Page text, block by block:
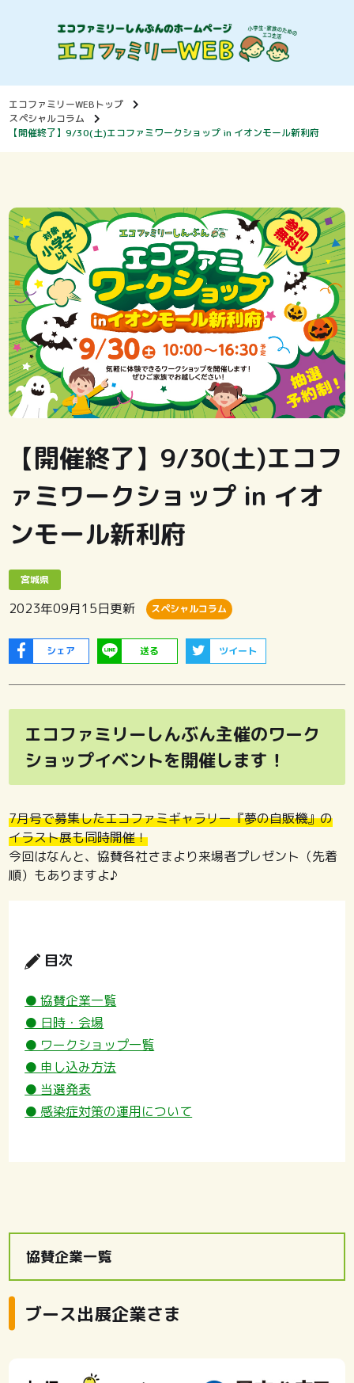
エコファミリーWEBトップ
スペシャルコラム
【開催終了】9/30(土)エコファミワークショップ in イオンモール新利府
【開催終了】9/30(土)エコフ
ァミワークショップ in イオ
ンモール新利府
宮城県
2023年09月15日更新 スペシャルコラム
シェア 送る ツイート
エコファミリーしんぶん主催のワーク
ショップイベントを開催します！
7月号で募集したエコファミギャラリー『夢の自販機』の
イラスト展も同時開催！
今回はなんと、協賛各社さまより来場者プレゼント（先着
順）もありますよ♪
目次
● 協賛企業一覧
● 日時・会場
● ワークショップ一覧
● 申し込み方法
● 当選発表
● 感染症対策の運用について
協賛企業一覧
ブース出展企業さま